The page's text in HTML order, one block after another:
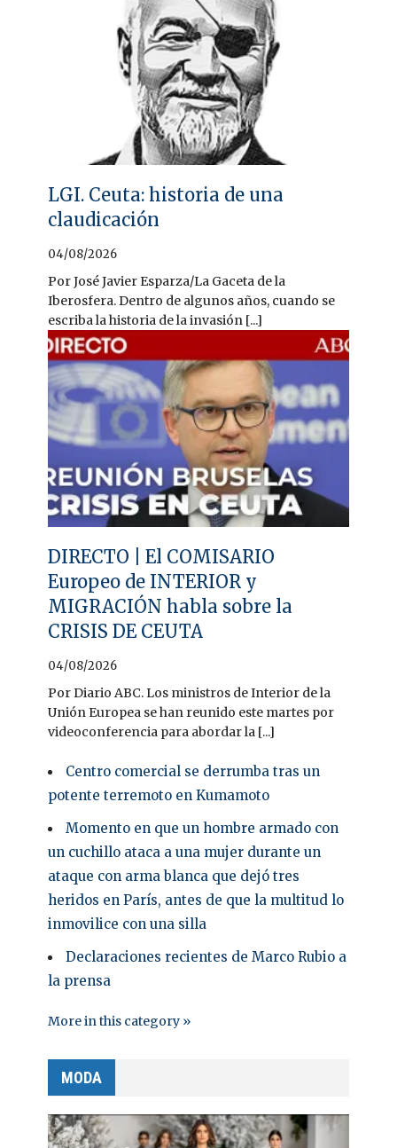
LGI. Ceuta: historia de una
claudicación
04/08/2026
Por José Javier Esparza/La Gaceta de la
Iberosfera. Dentro de algunos años, cuando se
escriba la historia de la invasión [...]
DIRECTO | El COMISARIO
Europeo de INTERIOR y
MIGRACIÓN habla sobre la
CRISIS DE CEUTA
04/08/2026
Por Diario ABC. Los ministros de Interior de la
Unión Europea se han reunido este martes por
videoconferencia para abordar la [...]
Centro comercial se derrumba tras un
potente terremoto en Kumamoto
Momento en que un hombre armado con
un cuchillo ataca a una mujer durante un
ataque con arma blanca que dejó tres
heridos en París, antes de que la multitud lo
inmovilice con una silla
Declaraciones recientes de Marco Rubio a
la prensa
More in this category »
MODA